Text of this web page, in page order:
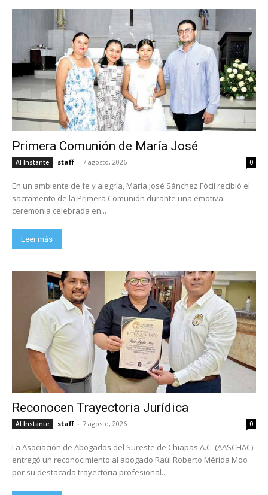
Primera Comunión de María José
Al Instante staff - 7 agosto, 2026 0
En un ambiente de fe y alegría, María José Sánchez Fócil recibió el
sacramento de la Primera Comunión durante una emotiva
ceremonia celebrada en...
Leer más
Reconocen Trayectoria Jurídica
Al Instante staff - 7 agosto, 2026 0
La Asociación de Abogados del Sureste de Chiapas A.C. (AASCHAC)
entregó un reconocimiento al abogado Raúl Roberto Mérida Moo
por su destacada trayectoria profesional...